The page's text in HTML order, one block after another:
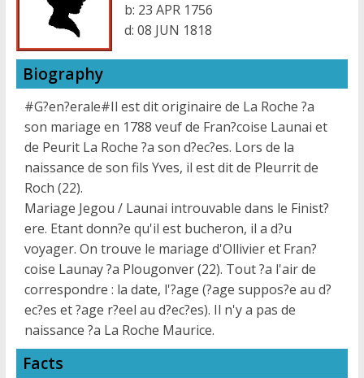
b: 23 APR 1756
d: 08 JUN 1818
Biography
#G?en?erale#Il est dit originaire de La Roche ?a
son mariage en 1788 veuf de Fran?coise Launai et
de Peurit La Roche ?a son d?ec?es. Lors de la
naissance de son fils Yves, il est dit de Pleurrit de
Roch (22).
Mariage Jegou / Launai introuvable dans le Finist?
ere. Etant donn?e qu'il est bucheron, il a d?u
voyager. On trouve le mariage d'Ollivier et Fran?
coise Launay ?a Plougonver (22). Tout ?a l'air de
correspondre : la date, l'?age (?age suppos?e au d?
ec?es et ?age r?eel au d?ec?es). Il n'y a pas de
naissance ?a La Roche Maurice.
Facts